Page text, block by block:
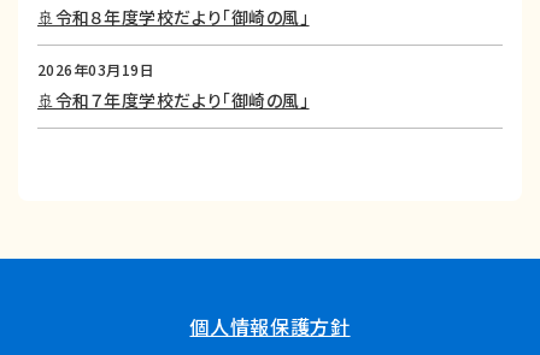
🚢令和８年度学校だより「御崎の風」
2026年03月19日
🚢令和７年度学校だより「御崎の風」
個人情報保護方針